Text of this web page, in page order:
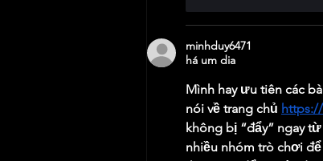
minhduy6471
há um dia
Mình hay ưu tiên các
nói về trang chủ
không bị “đẩy” ngay
nhiều nhóm trò chơi